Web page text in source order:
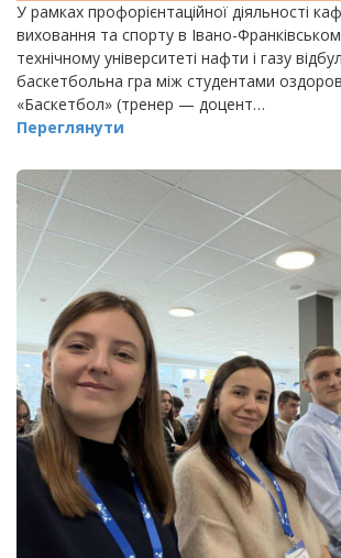
У рамках профорієнтаційної діяльності
виховання та спорту в Івано-
технічному університеті нафти і газу
баскетбольна гра між студентами
«Баскетбол» (тренер — доцент…
Переглянути